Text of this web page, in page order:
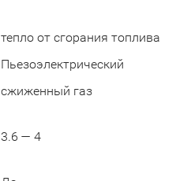
тепло от сгорания топлива
Пьезоэлектрический
сжиженный газ
3.6 — 4